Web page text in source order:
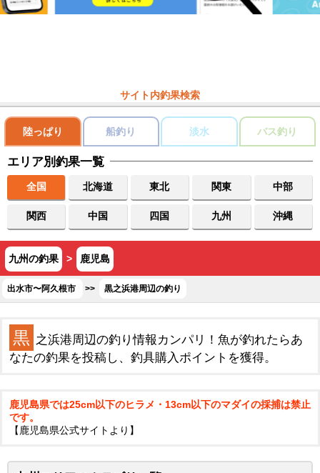
サイト内釣果検索
陸っぱり 船釣り 淡水 バス釣り
エリア別釣果一覧
全国 北海道 東北 関東 中部
関西 中国 四国 九州 沖縄
九州の釣果 > 鹿児島
出水市〜阿久根市 >> 黒之浜港周辺の釣り
黒 之浜港周辺の釣り情報カンパリ！魚が釣れたらあ
なたの釣果を投稿し、釣具購入ポイントを獲得。
鹿児島県では25cm以下のヒラメ・13cm以下のマダイの採捕は禁止
です。
【鹿児島県公式サイトより】